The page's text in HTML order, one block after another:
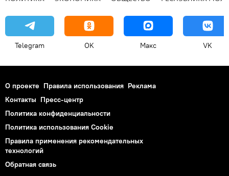
Telegram OK Макс VK
О проекте Правила использования Реклама
Контакты Пресс-центр
Политика конфиденциальности
Политика использования Cookie
Правила применения рекомендательных
технологий
Обратная связь